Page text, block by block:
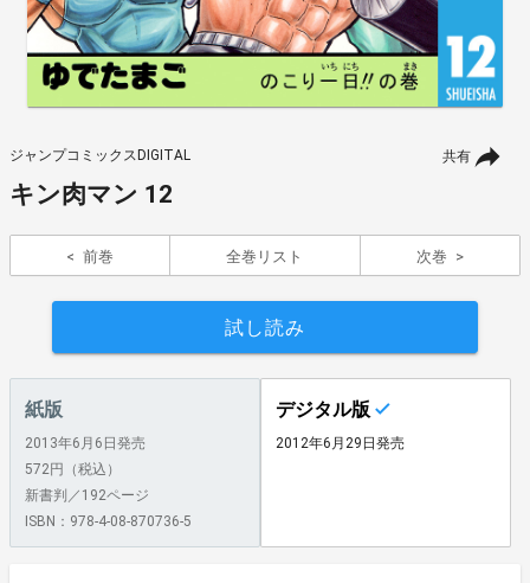
共有
ジャンプコミックスDIGITAL
キン肉マン 12
前巻 全巻リスト 次巻
試し読み
紙版
2013年6月6日発売
572円（税込）
新書判／192ページ
ISBN：978-4-08-870736-5
デジタル版
2012年6月29日発売